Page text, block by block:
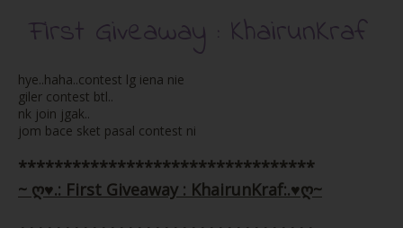
First Giveaway : KhairunKraf
hye..haha..contest lg iena nie
giler contest btl..
nk join jgak..
jom bace sket pasal contest ni
*********************************
~ ღ♥.: First Giveaway : KhairunKraf:.♥ღ~